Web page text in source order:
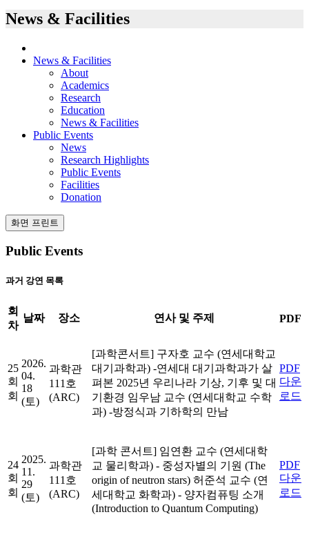
News & Facilities
News & Facilities
About
Academics
Research
Education
News & Facilities
Public Events
News
Research Highlights
Public Events
Facilities
Donation
화면 프린트
Public Events
과거 강연 목록
회
차
날짜 장소 연사 및 주제 PDF
25
회
회
2026.
04.
18
(토)
과학관
111호
(ARC)
[과학콘서트] 구자호 교수 (연세대학교
대기과학과) -연세대 대기과학과가 살
펴본 2025년 우리나라 기상, 기후 및 대
기환경 임우남 교수 (연세대학교 수학
과) -방정식과 기하학의 만남
PDF
다운
로드
24
회
회
2025.
11.
29
(토)
과학관
111호
(ARC)
[과학 콘서트] 임연환 교수 (연세대학
교 물리학과) - 중성자별의 기원 (The
origin of neutron stars) 허준석 교수 (연
세대학교 화학과) - 양자컴퓨팅 소개
(Introduction to Quantum Computing)
PDF
다운
로드